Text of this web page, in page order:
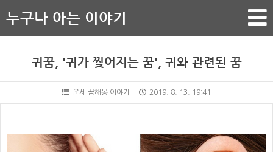
누구나 아는 이야기
귀꿈, '귀가 찢어지는 꿈', 귀와 관련된 꿈
운세·꿈해몽 이야기 2019. 8. 13. 19:41